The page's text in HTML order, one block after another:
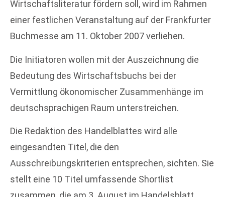
Wirtschaftsliteratur fördern soll, wird im Rahmen
einer festlichen Veranstaltung auf der Frankfurter
Buchmesse am 11. Oktober 2007 verliehen.
Die Initiatoren wollen mit der Auszeichnung die
Bedeutung des Wirtschaftsbuchs bei der
Vermittlung ökonomischer Zusammenhänge im
deutschsprachigen Raum unterstreichen.
Die Redaktion des Handelblattes wird alle
eingesandten Titel, die den
Ausschreibungskriterien entsprechen, sichten. Sie
stellt eine 10 Titel umfassende Shortlist